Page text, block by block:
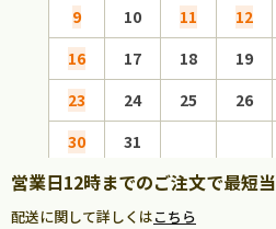
9
10 11 12
16
17 18 19
23
24 25 26
30
31
営業日12時までのご注文で最短
配送に関して詳しくはこちら